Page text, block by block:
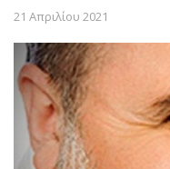
21 Απριλίου 2021